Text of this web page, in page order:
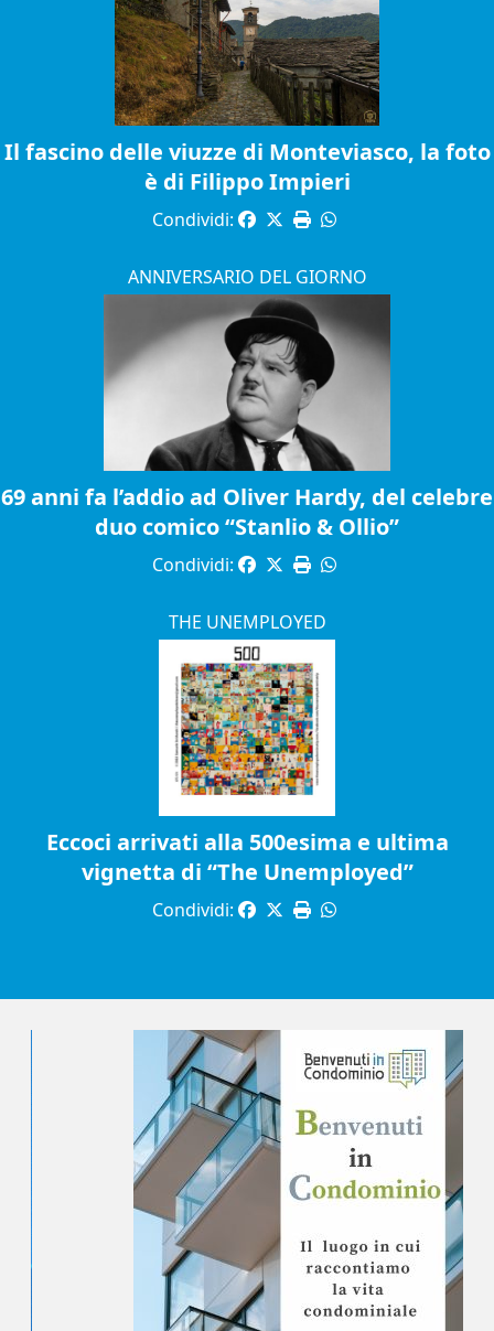
Il fascino delle viuzze di Monteviasco, la foto
è di Filippo Impieri
Condividi:
ANNIVERSARIO DEL GIORNO
69 anni fa l’addio ad Oliver Hardy, del celebre
duo comico “Stanlio & Ollio”
Condividi:
THE UNEMPLOYED
Eccoci arrivati alla 500esima e ultima
vignetta di “The Unemployed”
Condividi: